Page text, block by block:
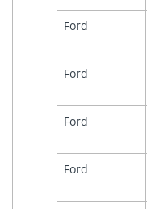
Ford
Ford
Ford
Ford